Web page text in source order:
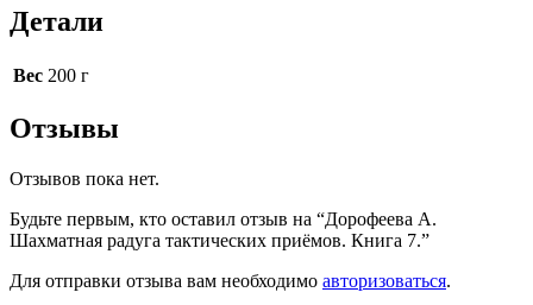
Детали
Вес 200 г
Отзывы
Отзывов пока нет.
Будьте первым, кто оставил отзыв на “Дорофеева А.
Шахматная радуга тактических приёмов. Книга 7.”
Для отправки отзыва вам необходимо авторизоваться.